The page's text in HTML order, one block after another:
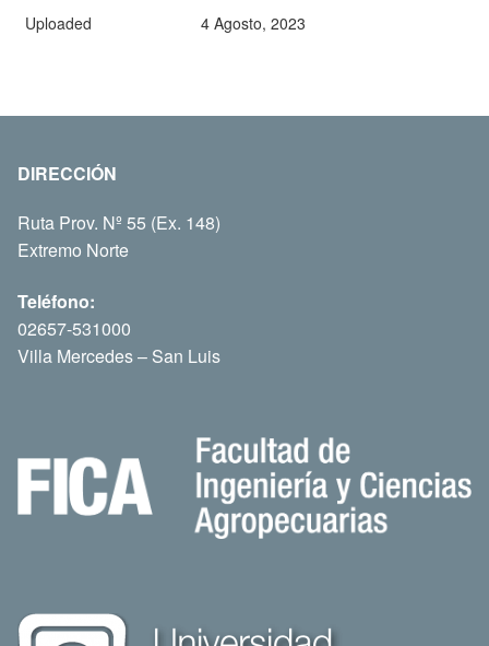
Uploaded 4 Agosto, 2023
DIRECCIÓN
Ruta Prov. Nº 55 (Ex. 148)
Extremo Norte
Teléfono:
02657-531000
Villa Mercedes – San Luis